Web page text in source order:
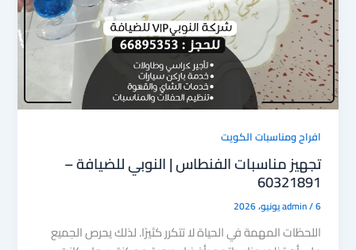
افراح ومناسبات الكويت
تجهيز مناسبات الفنطاس | النوبي للضيافة –
60321891
admin/6 يونيو، 2026
اللحظات المهمة في الحياة لا تتكرر كثيرًا. لذلك يحرص الجميع